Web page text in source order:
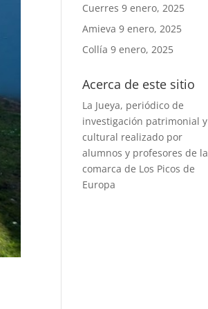
Cuerres 9 enero, 2025
Amieva 9 enero, 2025
Collía 9 enero, 2025
Acerca de este sitio
La Jueya, periódico de
investigación patrimonial y
cultural realizado por
alumnos y profesores de la
comarca de Los Picos de
Europa